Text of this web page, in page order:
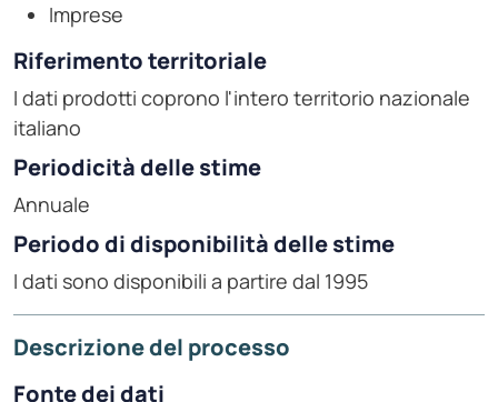
Imprese
Riferimento territoriale
I dati prodotti coprono l'intero territorio nazionale
italiano
Periodicità delle stime
Annuale
Periodo di disponibilità delle stime
I dati sono disponibili a partire dal 1995
Descrizione del processo
Fonte dei dati